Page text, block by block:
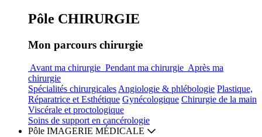
Pôle CHIRURGIE
Mon parcours chirurgie
Avant ma chirurgie Pendant ma chirurgie Après ma
chirurgie
Spécialités chirurgicales Angiologie & phlébologie Plastique,
Réparatrice et Esthétique Gynécologique Chirurgie de la main
Viscérale et proctologique
Soins de support en cancérologie
Pôle IMAGERIE MÉDICALE